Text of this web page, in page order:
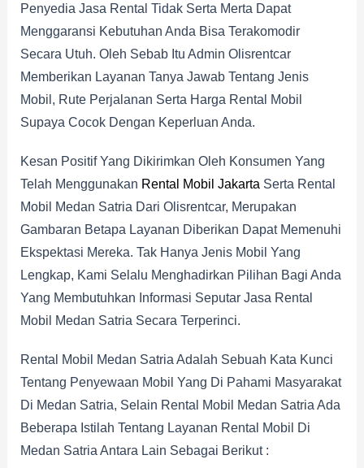
Penyedia Jasa Rental Tidak Serta Merta Dapat
Menggaransi Kebutuhan Anda Bisa Terakomodir
Secara Utuh. Oleh Sebab Itu Admin Olisrentcar
Memberikan Layanan Tanya Jawab Tentang Jenis
Mobil, Rute Perjalanan Serta Harga Rental Mobil
Supaya Cocok Dengan Keperluan Anda.
Kesan Positif Yang Dikirimkan Oleh Konsumen Yang
Telah Menggunakan Rental Mobil Jakarta Serta Rental
Mobil Medan Satria Dari Olisrentcar, Merupakan
Gambaran Betapa Layanan Diberikan Dapat Memenuhi
Ekspektasi Mereka. Tak Hanya Jenis Mobil Yang
Lengkap, Kami Selalu Menghadirkan Pilihan Bagi Anda
Yang Membutuhkan Informasi Seputar Jasa Rental
Mobil Medan Satria Secara Terperinci.
Rental Mobil Medan Satria Adalah Sebuah Kata Kunci
Tentang Penyewaan Mobil Yang Di Pahami Masyarakat
Di Medan Satria, Selain Rental Mobil Medan Satria Ada
Beberapa Istilah Tentang Layanan Rental Mobil Di
Medan Satria Antara Lain Sebagai Berikut :